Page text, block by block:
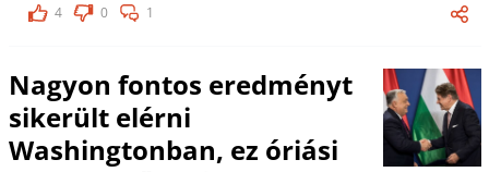
4
0 1
Nagyon fontos eredményt
sikerült elérni
Washingtonban, ez óriási